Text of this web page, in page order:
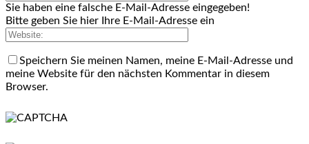
Sie haben eine falsche E-Mail-Adresse eingegeben!
Bitte geben Sie hier Ihre E-Mail-Adresse ein
Speichern Sie meinen Namen, meine E-Mail-Adresse und
meine Website für den nächsten Kommentar in diesem
Browser.